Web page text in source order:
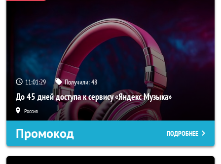
11:01:28 Получили:48
До 45 дней доступа к сервису «Яндекс Музыка»
Россия
Промокод ПОДРОБНЕЕ